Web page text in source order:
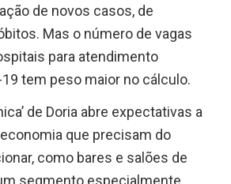
Mas o número de vagas
para atendimento
tem peso maior no cálculo.
de Doria abre expectativas a
que precisam do
como bares e salões de
segmento especialmente